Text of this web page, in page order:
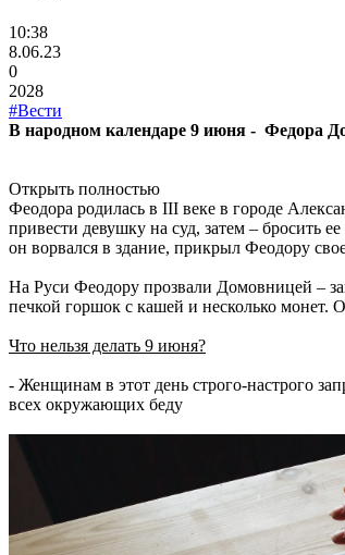
10:38
8.06.23
0
2028
#Вести
В народном календаре 9 июня - Федора
Открыть полностью
Феодора родилась в III веке в городе
привести девушку на суд, затем –
он ворвался в здание, прикрыл Феодору
На Руси Феодору прозвали Домовницей –
печкой горшок с кашей и несколько монет.
Что нельзя делать 9 июня?
- Женщинам в этот день строго-настрого
всех окружающих беду